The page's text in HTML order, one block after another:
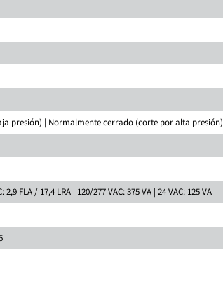
presión) | Normalmente cerrado (corte por alta presión)
2,9 FLA / 17,4 LRA | 120/277 VAC: 375 VA | 24 VAC: 125 VA